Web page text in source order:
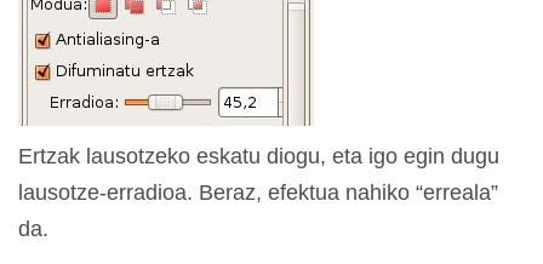
Ertzak lausotzeko eskatu diogu, eta igo egin dugu
lausotze-erradioa. Beraz, efektua nahiko “erreala”
da.